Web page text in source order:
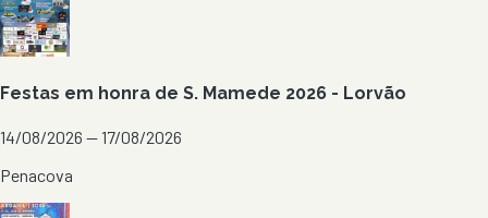
Festas em honra de S. Mamede 2026 - Lorvão
14/08/2026 — 17/08/2026
Penacova